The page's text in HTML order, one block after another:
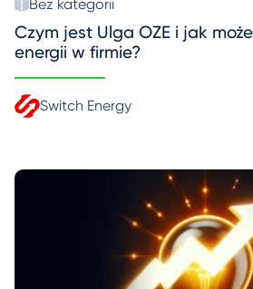
Bez kategorii
Czym jest Ulga OZE i jak
energii w firmie?
Switch Energy